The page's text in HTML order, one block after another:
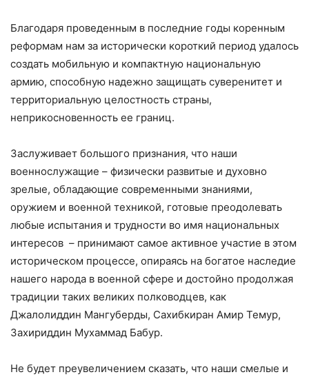
Благодаря проведенным в последние годы коренным
реформам нам за исторически короткий период удалось
создать мобильную и компактную национальную
армию, способную надежно защищать суверенитет и
территориальную целостность страны,
неприкосновенность ее границ.
Заслуживает большого признания, что наши
военнослужащие – физически развитые и духовно
зрелые, обладающие современными знаниями,
оружием и военной техникой, готовые преодолевать
любые испытания и трудности во имя национальных
интересов – принимают самое активное участие в этом
историческом процессе, опираясь на богатое наследие
нашего народа в военной сфере и достойно продолжая
традиции таких великих полководцев, как
Джалолиддин Мангуберды, Сахибкиран Амир Темур,
Захириддин Мухаммад Бабур.
Не будет преувеличением сказать, что наши смелые и